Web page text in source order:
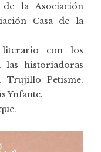
de laAsociación
Casa de la
literario con los
las historiadoras
Trujillo Petisme,
Ynfante.